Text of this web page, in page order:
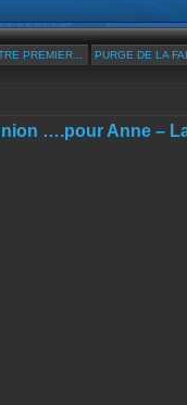
PREMIER... PURGE DE LA
….pour Anne –